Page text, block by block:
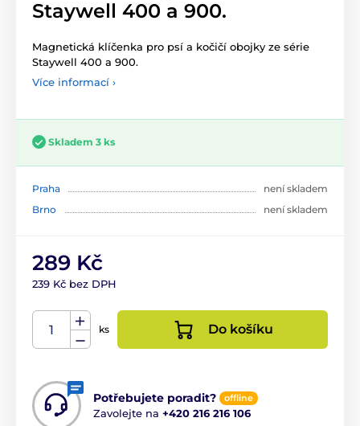
Staywell 400 a 900.
Magnetická klíčenka pro psí a kočičí obojky ze série
Staywell 400 a 900.
Více informací ›
Skladem 3 ks
Praha
není skladem
Brno
není skladem
289 Kč
239 Kč bez DPH
ks Do košíku
Potřebujete poradit? offline
Zavolejte na +420 216 216 106